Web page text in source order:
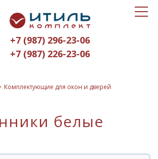
Итиль-
Комплект
logo
+7 (987) 296-23-06
+7 (987) 226-23-06
Toggle
Комплектующие для окон и дверей
белые